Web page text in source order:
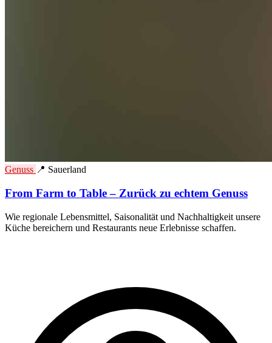
Genuss 📍 Sauerland
From Farm to Table – Zurück zu echtem Genuss
Wie regionale Lebensmittel, Saisonalität und Nachhaltigkeit unsere
Küche bereichern und Restaurants neue Erlebnisse schaffen.